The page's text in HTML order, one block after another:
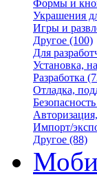
Формы и
Украшения
Игры и
Другое (100)
Для
Установка,
Разработка
Отладка,
Безопасность
Импорт/
Другое (88)